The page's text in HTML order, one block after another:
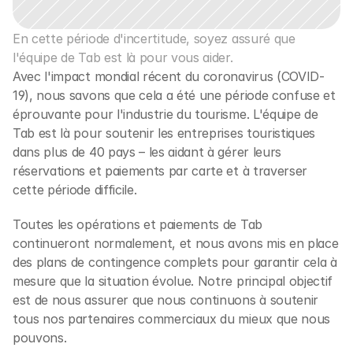
En cette période d'incertitude, soyez assuré que
l'équipe de Tab est là pour vous aider.
Avec l'impact mondial récent du coronavirus (COVID-
19), nous savons que cela a été une période confuse et
éprouvante pour l'industrie du tourisme. L'équipe de
Tab est là pour soutenir les entreprises touristiques
dans plus de 40 pays – les aidant à gérer leurs
réservations et paiements par carte et à traverser
cette période difficile.
Toutes les opérations et paiements de Tab
continueront normalement, et nous avons mis en place
des plans de contingence complets pour garantir cela à
mesure que la situation évolue. Notre principal objectif
est de nous assurer que nous continuons à soutenir
tous nos partenaires commerciaux du mieux que nous
pouvons.